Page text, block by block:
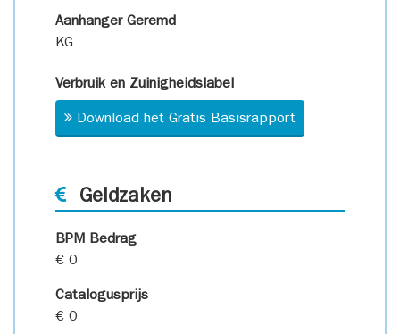
Aanhanger Geremd
KG
Verbruik en Zuinigheidslabel
Download het Gratis Basisrapport
Geldzaken
BPM Bedrag
€ 0
Catalogusprijs
€ 0